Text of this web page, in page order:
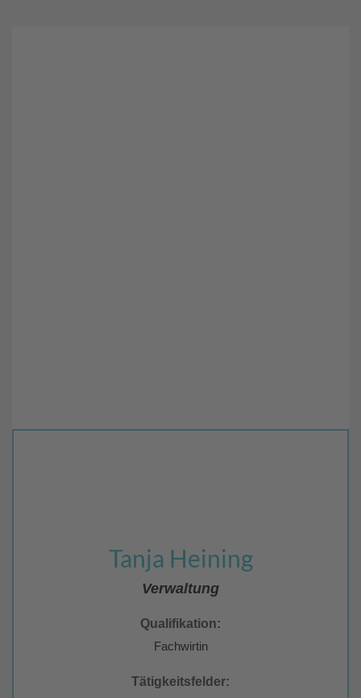
Tanja Heining
Verwaltung
Qualifikation:
Fachwirtin
Tätigkeitsfelder: